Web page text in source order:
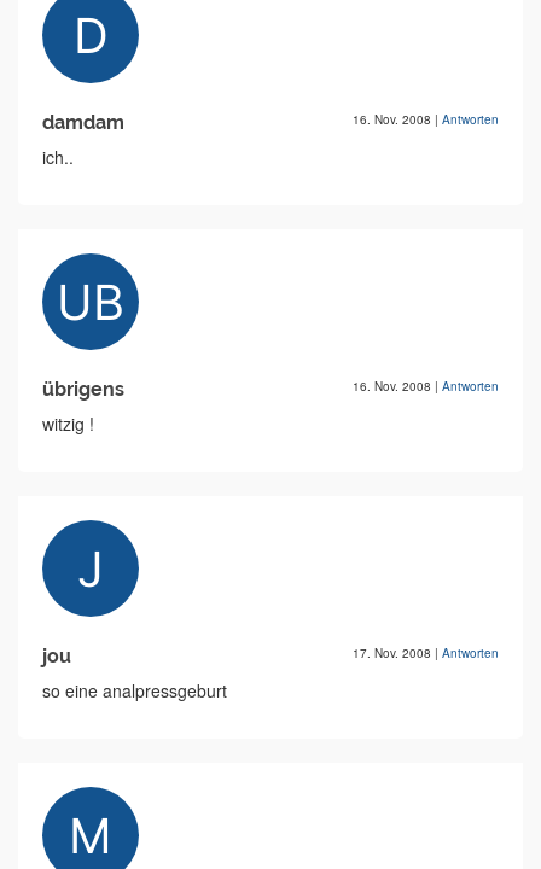
damdam 16. Nov. 2008 | Antworten
ich..
übrigens 16. Nov. 2008 | Antworten
witzig !
jou 17. Nov. 2008 | Antworten
so eine analpressgeburt